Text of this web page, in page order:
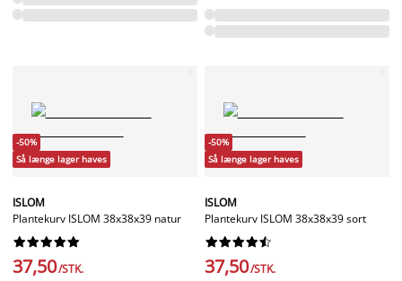
-50%
Så længe lager haves
ISLOM
Plantekurv ISLOM 38x38x39 natur






37,50/STK.
-50%
Så længe lager haves
ISLOM
Plantekurv ISLOM 38x38x39 sort






37,50/STK.